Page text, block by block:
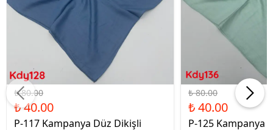
%50 İndirim
₺ 80.00
₺ 40.00
P-117 Kampanya Düz Dikişli
%50 İndirim
₺ 80.00
₺ 40.00
P-125 Kampanya